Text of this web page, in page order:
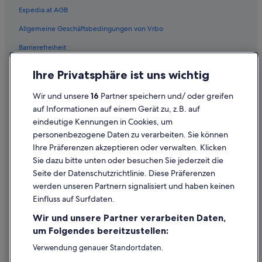
Mietwagenanbieter in Österreich
Enterprise-Mietwagen in Österreich
Hertz-Mietwagen in Österreich
Thrifty Car Rental-Mietwagen in Österreich
Avis-Mietwagen in Österreich
Dollar Rent A Car-Mietwagen in Österreich
National-Mietwagen in Österreich
Fox Rental Cars-Mietwagen in Österreich
Europcar-Mietwagen in Österreich
Österreich
Mietwagen des Typs Mini in Österreich
Mietwagen des Typs Economy in Österreich
Expedia.at AGB
Allgemeine Geschäftsbedingungen von Vrbo
Barrierefreiheit
Rechtliche Hinweise/Kontakt
Inhaltsrichtlinien und Melden von Inhalten
Hilfe
Hilfe
Rückerstattungsprozess und Zeitrahmen
Buchen Sie einen Flug mit einer Gutschrift bei der Fluggesellschaft
Ihre Privatsphäre ist uns wichtig
Wir und unsere16 Partner speichern und/ oder greifen
auf Informationen auf einem Gerät zu, z.B. auf
eindeutige Kennungen in Cookies, um
personenbezogene Daten zu verarbeiten. Sie können
Ihre Präferenzen akzeptieren oder verwalten. Klicken
Sie dazu bitte unten oder besuchen Sie jederzeit die
Seite der Datenschutzrichtlinie. Diese Präferenzen
werden unseren Partnern signalisiert und haben keinen
Einfluss auf Surfdaten.
Wir und unsere Partner verarbeiten Daten,
um Folgendes bereitzustellen:
Verwendung genauer Standortdaten.